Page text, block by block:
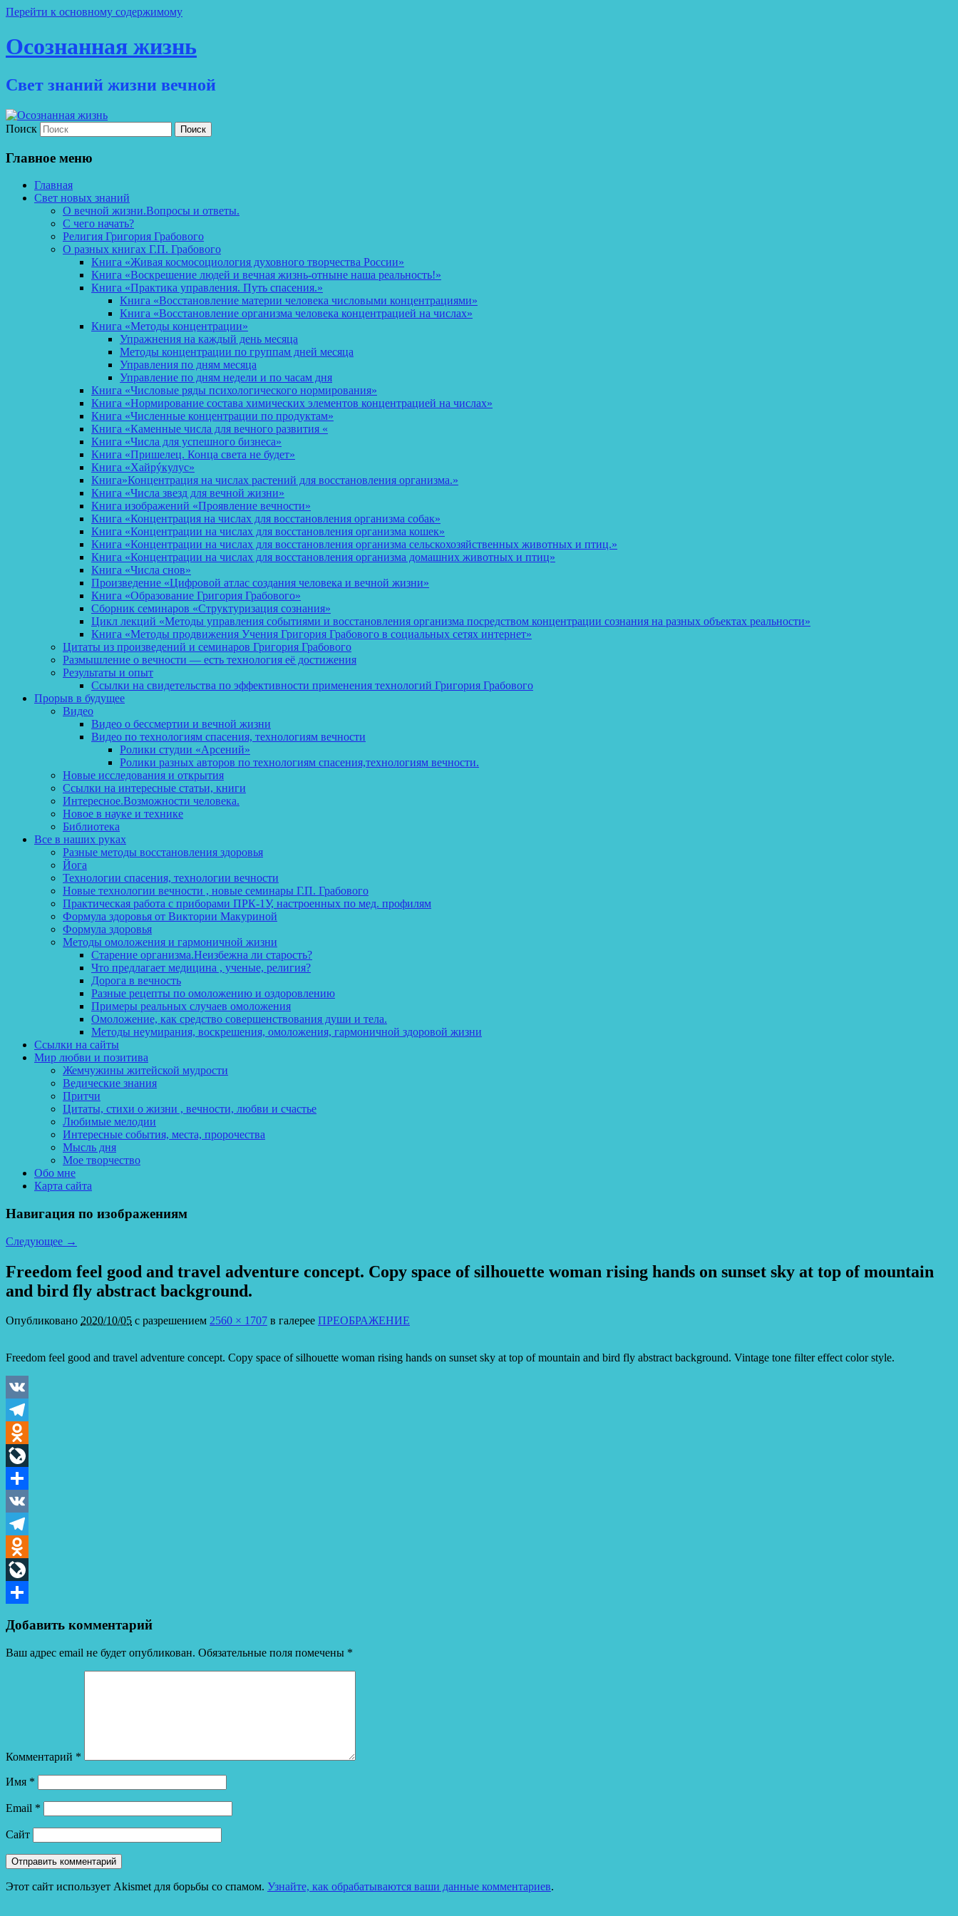
Перейти к основному содержимому
Осознанная жизнь
Свет знаний жизни вечной
Поиск
Главное меню
Главная
Свет новых знаний
О вечной жизни.Вопросы и ответы.
С чего начать?
Религия Григория Грабового
О разных книгах Г.П. Грабового
Книга «Живая космосоциология духовного творчества России»
Книга «Воскрешение людей и вечная жизнь-отныне наша реальность!»
Книга «Практика управления. Путь спасения.»
Книга «Восстановление материи человека числовыми концентрациями»
Книга «Восстановление организма человека концентрацией на числах»
Книга «Методы концентрации»
Упражнения на каждый день месяца
Методы концентрации по группам дней месяца
Управления по дням месяца
Управление по дням недели и по часам дня
Книга «Числовые ряды психологического нормирования»
Книга «Нормирование состава химических элементов концентрацией на числах»
Книга «Численные концентрации по продуктам»
Книга «Каменные числа для вечного развития «
Книга «Числа для успешного бизнеса»
Книга «Пришелец. Конца света не будет»
Книга «Хайрýкулус»
Книга»Концентрация на числах растений для восстановления организма.»
Книга «Числа звезд для вечной жизни»
Книга изображений «Проявление вечности»
Книга «Концентрация на числах для восстановления организма собак»
Книга «Концентрации на числах для восстановления организма кошек»
Книга «Концентрации на числах для восстановления организма сельскохозяйственных животных и птиц.»
Книга «Концентрации на числах для восстановления организма домашних животных и птиц»
Книга «Числа снов»
Произведение «Цифровой атлас создания человека и вечной жизни»
Книга «Образование Григория Грабового»
Сборник семинаров «Структуризация сознания»
Цикл лекций «Методы управления событиями и восстановления организма посредством концентрации сознания на разных объектах реальности»
Книга «Методы продвижения Учения Григория Грабового в социальных сетях интернет»
Цитаты из произведений и семинаров Григория Грабового
Размышление о вечности — есть технология её достижения
Результаты и опыт
Ссылки на свидетельства по эффективности применения технологий Григория Грабового
Прорыв в будущее
Видео
Видео о бессмертии и вечной жизни
Видео по технологиям спасения, технологиям вечности
Ролики студии «Арсений»
Ролики разных авторов по технологиям спасения,технологиям вечности.
Новые исследования и открытия
Ссылки на интересные статьи, книги
Интересное.Возможности человека.
Новое в науке и технике
Библиотека
Все в наших руках
Разные методы восстановления здоровья
Йога
Технологии спасения, технологии вечности
Новые технологии вечности , новые семинары Г.П. Грабового
Практическая работа с приборами ПРК-1У, настроенных по мед. профилям
Формула здоровья от Виктории Макуриной
Формула здоровья
Методы омоложения и гармоничной жизни
Старение организма.Неизбежна ли старость?
Что предлагает медицина , ученые, религия?
Дорога в вечность
Разные рецепты по омоложению и оздоровлению
Примеры реальных случаев омоложения
Омоложение, как средство совершенствования души и тела.
Методы неумирания, воскрешения, омоложения, гармоничной здоровой жизни
Ссылки на сайты
Мир любви и позитива
Жемчужины житейской мудрости
Ведические знания
Притчи
Цитаты, стихи о жизни , вечности, любви и счастье
Любимые мелодии
Интересные события, места, пророчества
Мысль дня
Мое творчество
Обо мне
Карта сайта
Навигация по изображениям
Следующее →
Freedom feel good and travel adventure concept. Copy space of silhouette woman rising hands on sunset sky at top of mountain
and bird fly abstract background.
Опубликовано 2020/10/05 с разрешением 2560 × 1707 в галерее ПРЕОБРАЖЕНИЕ
Freedom feel good and travel adventure concept. Copy space of silhouette woman rising hands on sunset sky at top of mountain and bird fly abstract background. Vintage tone filter effect color style.
VK
Telegram
Odnoklassniki
LiveJournal
Отправить
VK
Telegram
Odnoklassniki
LiveJournal
Добавить комментарий
Ваш адрес email не будет опубликован. Обязательные поля помечены *
Комментарий *
Имя *
Email *
Сайт
Этот сайт использует Akismet для борьбы со спамом. Узнайте, как обрабатываются ваши данные комментариев.